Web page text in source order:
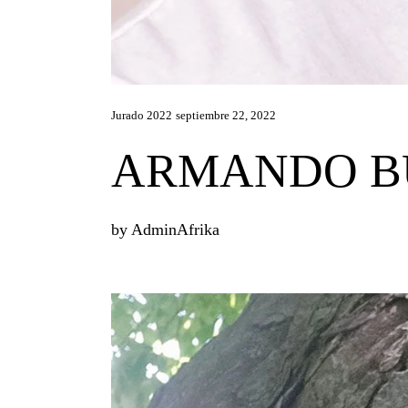
Jurado 2022 septiembre 22, 2022
ARMANDO
by AdminAfrika